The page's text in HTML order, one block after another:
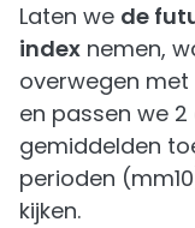
Laten we de
index nemen,
overwegen met
en passen we
gemiddelden
perioden
kijken.